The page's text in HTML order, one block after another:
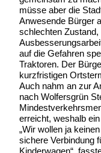
müsse aber die
Anwesende Bürger
schlechten Zustand,
auf die Gefahren
Traktoren. Der
kurzfristigen
Auch nahm an zur
nach Wolfersgrün
erreicht, weshalb
„Wir wollen ja
sichere Verbindung
Kinderwagen“,